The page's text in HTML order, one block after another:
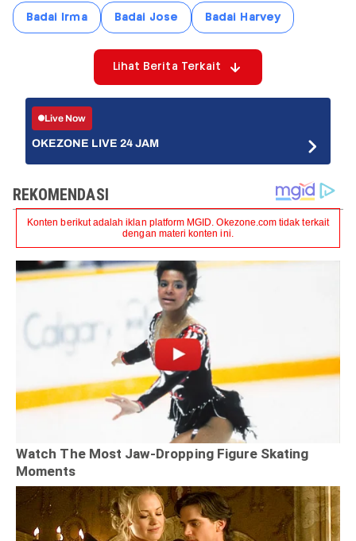
Badai Irma Badai Jose Badai Harvey
Lihat Berita Terkait
Live Now
OKEZONE LIVE 24 JAM